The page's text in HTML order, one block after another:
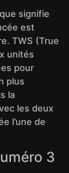
signifie
est
TWS (True
unités
pour
plus
la
les deux
l’une de
3